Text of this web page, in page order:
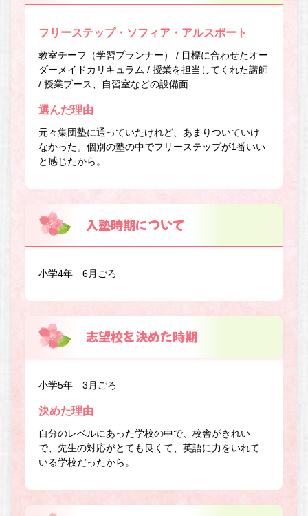
フリーステップ・ソフィア・アルスポート
教室チーフ（学習プランナー） / 目標に合わせたオー
ダーメイドカリキュラム / 授業を担当してくれた講師
/ 授業ブース、自習室などの設備面
選んだ理由
元々集団塾に通っていたけれど、あまりついていけ
なかった。個別の塾の中でフリーステップが1番いい
と感じたから。
入塾時期について
小学4年 6月ごろ
志望校を決めた時期
小学5年 3月ごろ
決めた理由
自分のレベルにあった学校の中で、校舎がきれい
で、先生の対応がとても良くて、英語に力をいれて
いる学校だったから。